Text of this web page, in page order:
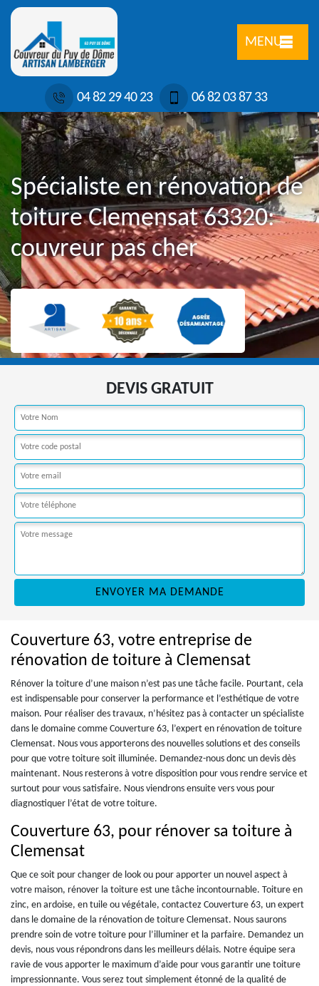
MENU
04 82 29 40 23 06 82 03 87 33
Spécialiste en rénovation de
toiture Clemensat 63320:
couvreur pas cher
DEVIS GRATUIT
Couverture 63, votre entreprise de
rénovation de toiture à Clemensat
Rénover la toiture d’une maison n’est pas une tâche facile. Pourtant, cela
est indispensable pour conserver la performance et l’esthétique de votre
maison. Pour réaliser des travaux, n’hésitez pas à contacter un spécialiste
dans le domaine comme Couverture 63, l’expert en rénovation de toiture
Clemensat. Nous vous apporterons des nouvelles solutions et des conseils
pour que votre toiture soit illuminée. Demandez-nous donc un devis dès
maintenant. Nous resterons à votre disposition pour vous rendre service et
surtout pour vous satisfaire. Nous viendrons ensuite vers vous pour
diagnostiquer l’état de votre toiture.
Couverture 63, pour rénover sa toiture à
Clemensat
Que ce soit pour changer de look ou pour apporter un nouvel aspect à
votre maison, rénover la toiture est une tâche incontournable. Toiture en
zinc, en ardoise, en tuile ou végétale, contactez Couverture 63, un expert
dans le domaine de la rénovation de toiture Clemensat. Nous saurons
prendre soin de votre toiture pour l’illuminer et la parfaire. Demandez un
devis, nous vous répondrons dans les meilleurs délais. Notre équipe sera
ravie de vous apporter le maximum d’aide pour vous garantir une toiture
impressionnante. Vous serez tout simplement étonné de la qualité de